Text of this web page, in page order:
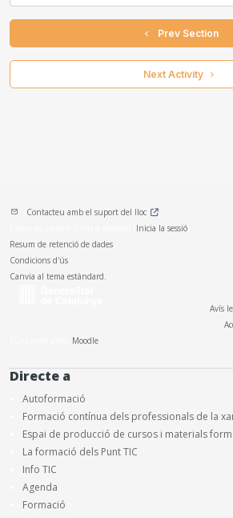
  Prev Section
Next Activity
Contacteu amb el suport del lloc
Inicia la sessió
Resum de retenció de dades
Condicions d'ús
Canvia al tema estàndard.
Avís
Moodle
Directe a
Autoformació
Formació contínua dels professionals de la
Espai de producció de cursos i materials
La formació dels Punt TIC
Info TIC
Agenda
Formació